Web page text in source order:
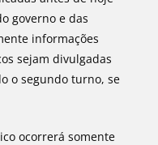
governo e das
informações
sejam divulgadas
o segundo turno, se
ocorrerá somente